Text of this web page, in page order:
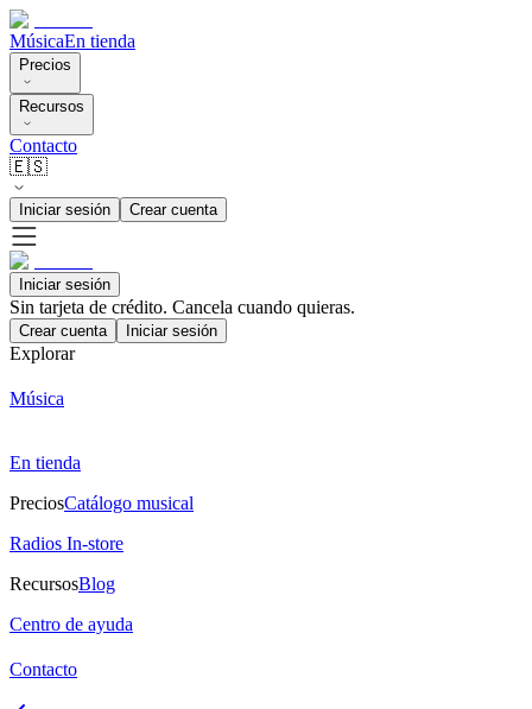
MúsicaEn tienda
Precios
Recursos
Contacto
🇪🇸
Iniciar sesión Crear cuenta
Iniciar sesión
Sin tarjeta de crédito. Cancela cuando quieras.
Crear cuenta Iniciar sesión
Explorar
Música
En tienda
PreciosCatálogo musical
Radios In-store
RecursosBlog
Centro de ayuda
Contacto